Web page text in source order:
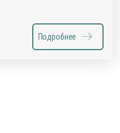
Подробнее